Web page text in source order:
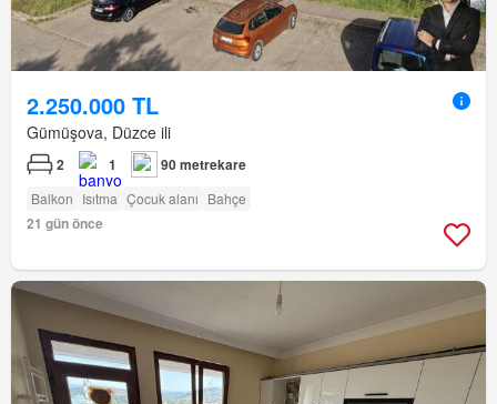
2.250.000 TL
Gümüşova, Düzce ili
2 1 90 metrekare
Balkon Isıtma Çocuk alanı Bahçe
21 gün önce